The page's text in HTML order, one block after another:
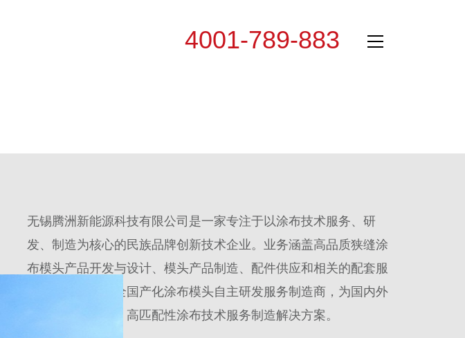
全国服务专线：4001-789-883
无锡腾洲新能源科技有限公司是一家专注于以涂布技术服务、研
发、制造为核心的民族品牌创新技术企业。业务涵盖高品质狭缝涂
布模头产品开发与设计、模头产品制造、配件供应和相关的配套服
务，是国内首家全国产化涂布模头自主研发服务制造商，为国内外
顾客提供超值的、高匹配性涂布技术服务制造解决方案。